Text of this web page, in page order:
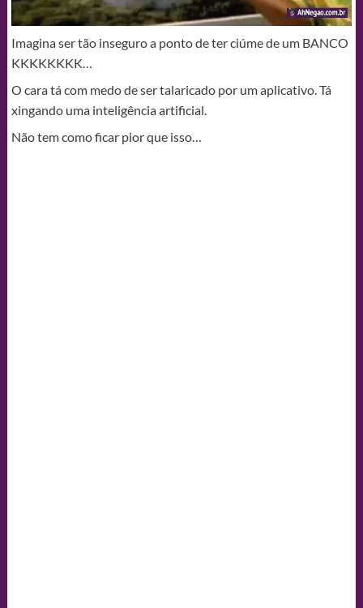
Imagina ser tão inseguro a ponto de ter ciúme de um BANCO
KKKKKKKK…
O cara tá com medo de ser talaricado por um aplicativo. Tá
xingando uma inteligência artificial.
Não tem como ficar pior que isso…